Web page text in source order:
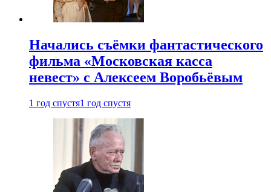
Начались съёмки фантастического
фильма «Московская касса
невест» с Алексеем Воробьёвым
1 год спустя1 год спустя